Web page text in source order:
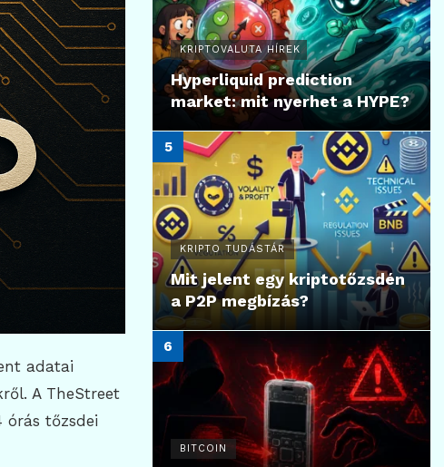
adatai
A TheStreet
órás tőzsdei
KRIPTOVALUTA HÍREK
Hyperliquid prediction
market: mit nyerhet a HYPE?
KRIPTO TUDÁSTÁR
Mit jelent egy kriptotőzsdén
a P2P megbízás?
BITCOIN